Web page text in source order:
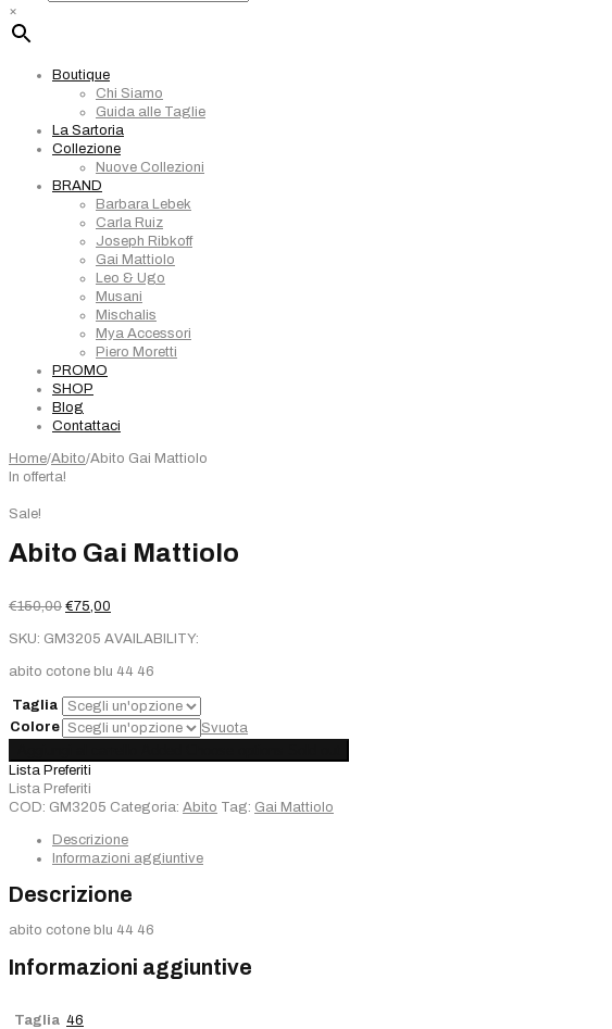
×
Boutique
Chi Siamo
Guida alle Taglie
La Sartoria
Collezione
Nuove Collezioni
BRAND
Barbara Lebek
Carla Ruiz
Joseph Ribkoff
Gai Mattiolo
Leo & Ugo
Musani
Mischalis
Mya Accessori
Piero Moretti
PROMO
SHOP
Blog
Contattaci
Home/Abito/Abito Gai Mattiolo
In offerta!
Sale!
Abito Gai Mattiolo
€150,00 Il
originale
€150,00.
€75,00
attuale
€75,00.
SKU: GM3205 AVAILABILITY:
abito cotone blu 44 46
Taglia
Colore
Svuota
Gai
Mattiolo
quantità
Lista Preferiti
Lista Preferiti
COD: GM3205 Categoria: Abito Tag: Gai Mattiolo
Descrizione
Informazioni aggiuntive
Descrizione
abito cotone blu 44 46
Informazioni aggiuntive
Taglia 46